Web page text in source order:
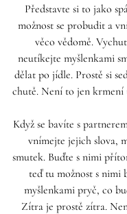
Představte si to jako
možnost se probudit a
věco vědomě.
neutíkejte myšlenkami
dělat po jídle. Prostě si
chutě. Není to jen krmení
Když se bavíte s
vnímejte jejich slova,
smutek. Buďte s nimi
teď tu možnost s nimi
myšlenkami pryč, co
Zítra je prostě zítra.